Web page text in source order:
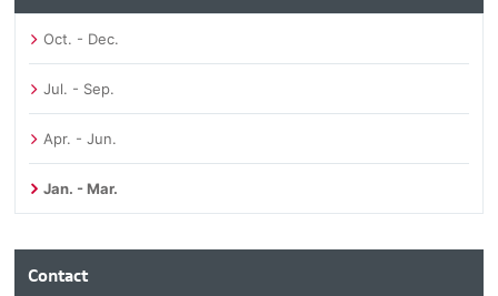
Oct. - Dec.
Jul. - Sep.
Apr. - Jun.
Jan. - Mar.
Contact